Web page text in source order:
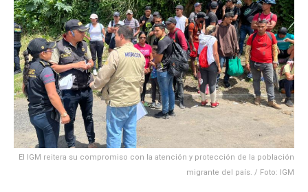
El IGM reitera su compromiso con la atención y protección de la población
migrante del país. / Foto: IGM